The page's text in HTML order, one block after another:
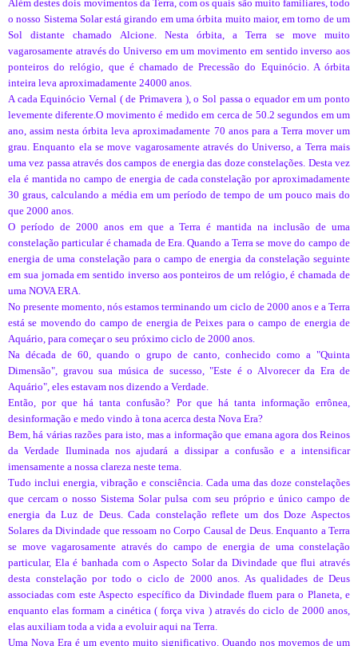
Além destes dois movimentos da Terra, com os quais são muito familiares, todo
o nosso Sistema Solar está girando em uma órbita muito maior, em torno de um
Sol distante chamado Alcione. Nesta órbita, a Terra se move muito
vagarosamente através do Universo em um movimento em sentido inverso aos
ponteiros do relógio, que é chamado de Precessão do Equinócio. A órbita
inteira leva aproximadamente 24000 anos.
A cada Equinócio Vernal ( de Primavera ), o Sol passa o equador em um ponto
levemente diferente.O movimento é medido em cerca de 50.2 segundos em um
ano, assim nesta órbita leva aproximadamente 70 anos para a Terra mover um
grau. Enquanto ela se move vagarosamente através do Universo, a Terra mais
uma vez passa através dos campos de energia das doze constelações. Desta vez
ela é mantida no campo de energia de cada constelação por aproximadamente
30 graus, calculando a média em um período de tempo de um pouco mais do
que 2000 anos.
O período de 2000 anos em que a Terra é mantida na inclusão de uma
constelação particular é chamada de Era. Quando a Terra se move do campo de
energia de uma constelação para o campo de energia da constelação seguinte
em sua jornada em sentido inverso aos ponteiros de um relógio, é chamada de
uma NOVA ERA.
No presente momento, nós estamos terminando um ciclo de 2000 anos e a Terra
está se movendo do campo de energia de Peixes para o campo de energia de
Aquário, para começar o seu próximo ciclo de 2000 anos.
Na década de 60, quando o grupo de canto, conhecido como a "Quinta
Dimensão", gravou sua música de sucesso, "Este é o Alvorecer da Era de
Aquário", eles estavam nos dizendo a Verdade.
Então, por que há tanta confusão? Por que há tanta informação errônea,
desinformação e medo vindo à tona acerca desta Nova Era?
Bem, há várias razões para isto, mas a informação que emana agora dos Reinos
da Verdade Iluminada nos ajudará a dissipar a confusão e a intensificar
imensamente a nossa clareza neste tema.
Tudo inclui energia, vibração e consciência. Cada uma das doze constelações
que cercam o nosso Sistema Solar pulsa com seu próprio e único campo de
energia da Luz de Deus. Cada constelação reflete um dos Doze Aspectos
Solares da Divindade que ressoam no Corpo Causal de Deus. Enquanto a Terra
se move vagarosamente através do campo de energia de uma constelação
particular, Ela é banhada com o Aspecto Solar da Divindade que flui através
desta constelação por todo o ciclo de 2000 anos. As qualidades de Deus
associadas com este Aspecto específico da Divindade fluem para o Planeta, e
enquanto elas formam a cinética ( força viva ) através do ciclo de 2000 anos,
elas auxiliam toda a vida a evoluir aqui na Terra.
Uma Nova Era é um evento muito significativo. Quando nos movemos de um